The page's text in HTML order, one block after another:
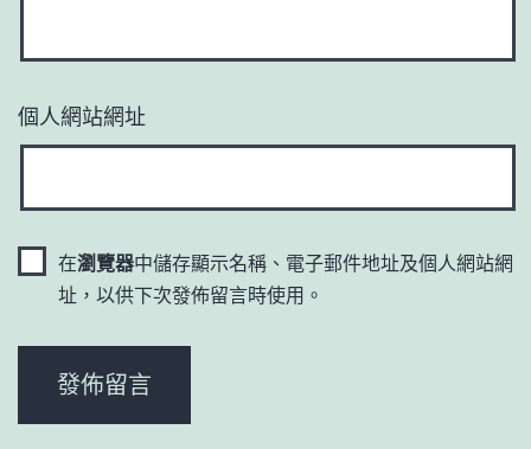
個人網站網址
在瀏覽器中儲存顯示名稱、電子郵件地址及個人網站網
址，以供下次發佈留言時使用。